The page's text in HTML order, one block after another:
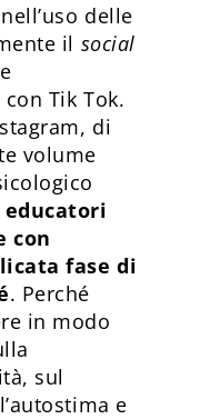
delle
il social
Tik Tok.
di
volume
con
fase di
. Perché
in modo
sul
e